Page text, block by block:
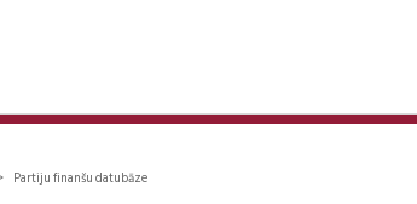
Partiju finanšu datubāze